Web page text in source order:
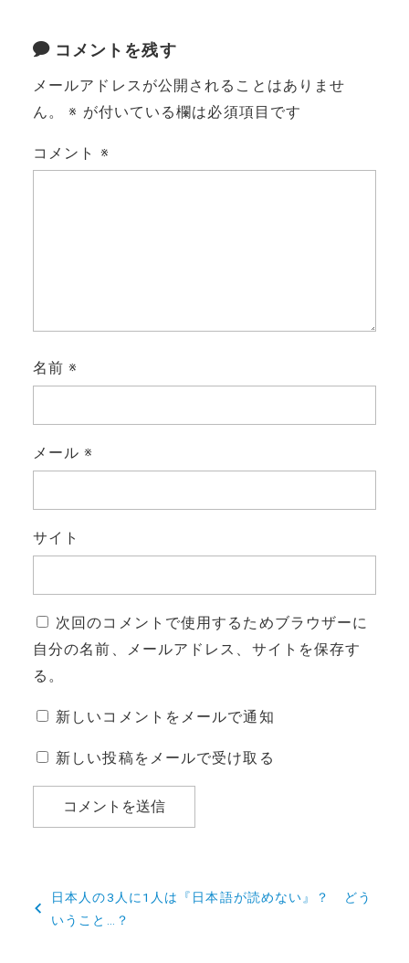
コメントを残す
メールアドレスが公開されることはありませ
ん。
※ が付いている欄は必須項目です
コメント ※
名前※
メール※
サイト
次回のコメントで使用するためブラウザーに
自分の名前、メールアドレス、サイトを保存す
る。
新しいコメントをメールで通知
新しい投稿をメールで受け取る
稿
日本人の3人に1人は『日本語が読めない』？ どう
いうこと…？